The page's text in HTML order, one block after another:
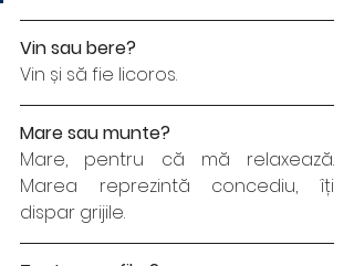
Vin sau bere?
Vin și să fie licoros.
Mare sau munte?
Mare, pentru că mă relaxează.
Marea reprezintă concediu, îți
dispar grijile.